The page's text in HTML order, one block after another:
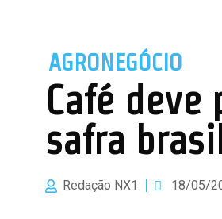
AGRONEGÓCIO
Café deve
safra
Redação NX1 18/05/